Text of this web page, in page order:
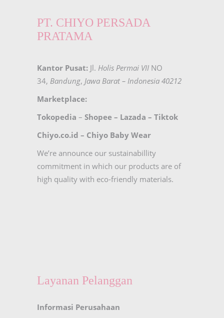
PT. CHIYO PERSADA
PRATAMA
Kantor Pusat: Jl. Holis Permai VII NO
34, Bandung, Jawa Barat – Indonesia 40212
Marketplace:
Tokopedia – Shopee – Lazada – Tiktok
Chiyo.co.id – Chiyo Baby Wear
We’re announce our sustainabillity
commitment in which our products are of
high quality with eco-friendly materials.
Layanan Pelanggan
Informasi Perusahaan